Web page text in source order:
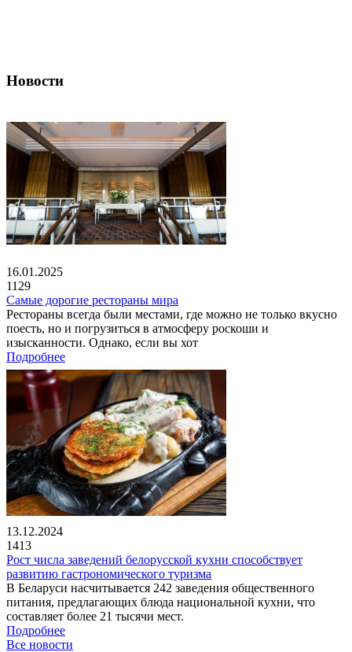
Новости
16.01.2025
1129
Самые дорогие рестораны мира
Рестораны всегда были местами, где можно не только вкусно
поесть, но и погрузиться в атмосферу роскоши и
изысканности. Однако, если вы хот
Подробнее
13.12.2024
1413
Рост числа заведений белорусской кухни способствует
развитию гастрономического туризма
В Беларуси насчитывается 242 заведения общественного
питания, предлагающих блюда национальной кухни, что
составляет более 21 тысячи мест.
Подробнее
Все новости